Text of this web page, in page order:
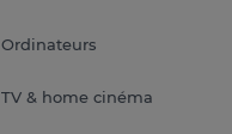
Ordinateurs
TV & home cinéma